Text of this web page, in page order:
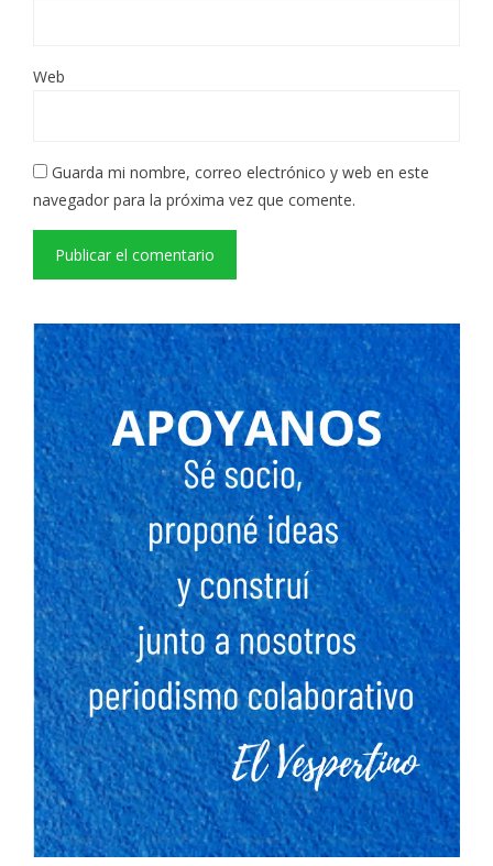
Web
Guarda mi nombre, correo electrónico y web en este
navegador para la próxima vez que comente.